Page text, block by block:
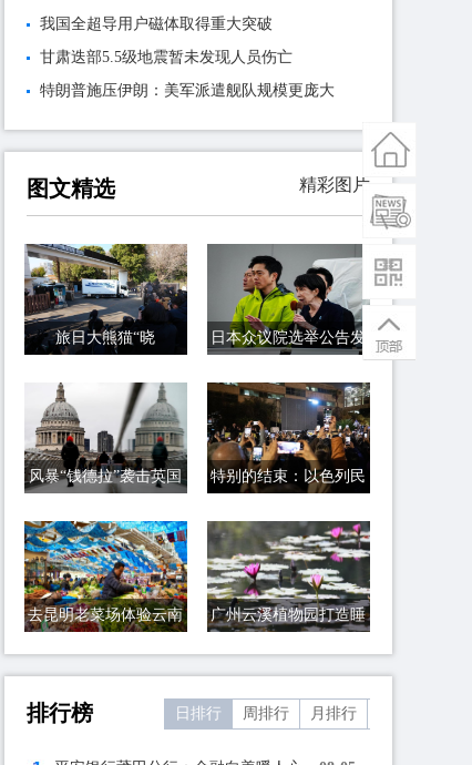
我国全超导用户磁体取得重大突破
甘肃迭部5.5级地震暂未发现人员伤亡
特朗普施压伊朗：美军派遣舰队规模更庞大
图文精选 精彩图片
旅日大熊猫“晓
日本众议院选举公告发
风暴“钱德拉”袭击英国
特别的结束：以色列民
去昆明老菜场体验云南
广州云溪植物园打造睡
排行榜 日排行 周排行 月排行